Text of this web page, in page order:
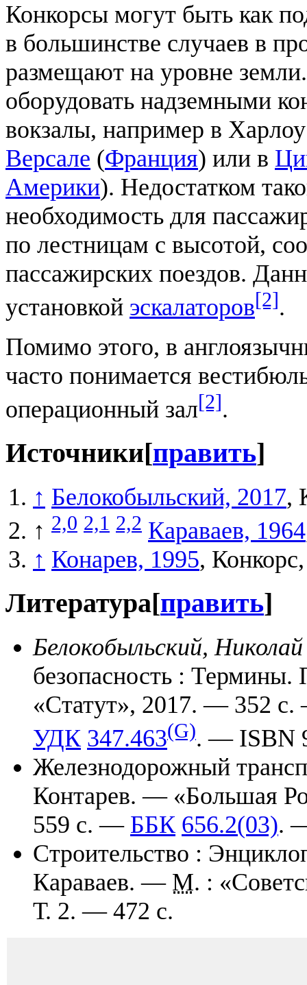
Конкорсы могут быть как
в большинстве случаев в
размещают на уровне
оборудовать надземными
вокзалы, например в
Версале (Франция) или в
Америки). Недостатком
необходимость для
по лестницам с высотой,
пассажирских поездов.
установкой эскалаторов[2].
Помимо этого, в
часто понимается
операционный зал[2].
Источники[править]
↑ Белокобыльский, 2017,
↑ 2,0 2,1 2,2 Караваев, 1964
↑ Конарев, 1995,
Литература[править]
Белокобыльский,
безопасность :
«Статут», 2017. — 352
УДК 347.463(G). — ISBN
Железнодорожный
Контарев. — «Большая
559 с. — ББК 656.2(03).
Строительство :
Караваев. — М. :
Т. 2. — 472 с.